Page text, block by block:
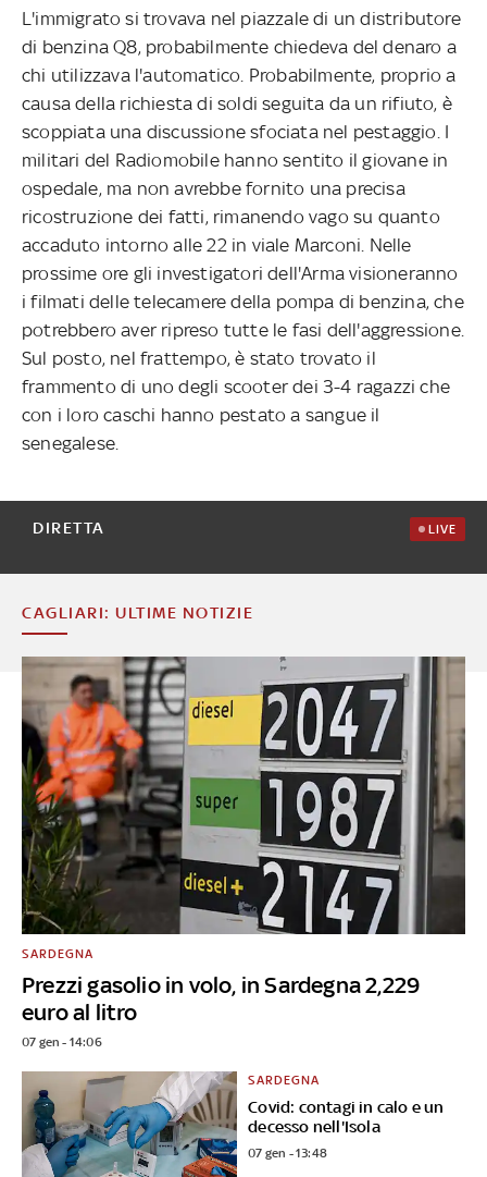
L'immigrato si trovava nel piazzale di un distributore
di benzina Q8, probabilmente chiedeva del denaro a
chi utilizzava l'automatico. Probabilmente, proprio a
causa della richiesta di soldi seguita da un rifiuto, è
scoppiata una discussione sfociata nel pestaggio. I
militari del Radiomobile hanno sentito il giovane in
ospedale, ma non avrebbe fornito una precisa
ricostruzione dei fatti, rimanendo vago su quanto
accaduto intorno alle 22 in viale Marconi. Nelle
prossime ore gli investigatori dell'Arma visioneranno
i filmati delle telecamere della pompa di benzina, che
potrebbero aver ripreso tutte le fasi dell'aggressione.
Sul posto, nel frattempo, è stato trovato il
frammento di uno degli scooter dei 3-4 ragazzi che
con i loro caschi hanno pestato a sangue il
senegalese.
DIRETTA LIVE
CAGLIARI: ULTIME NOTIZIE
Prezzi gasolio in volo, in Sardegna 2,229
euro al litro
SARDEGNA
07 gen - 14:06
Covid: contagi in calo e un
decesso nell'Isola
SARDEGNA
07 gen - 13:48